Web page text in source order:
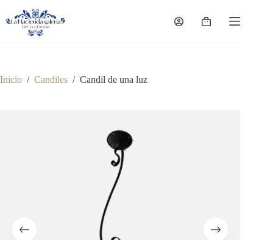
contenido
Carro
Inicio / Candiles / Candil de una luz